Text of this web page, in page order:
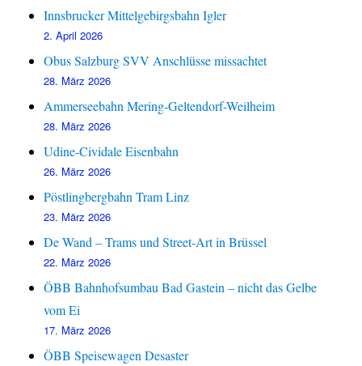
Innsbrucker Mittelgebirgsbahn Igler
2. April 2026
Obus Salzburg SVV Anschlüsse missachtet
28. März 2026
Ammerseebahn Mering-Geltendorf-Weilheim
28. März 2026
Udine-Cividale Eisenbahn
26. März 2026
Pöstlingbergbahn Tram Linz
23. März 2026
De Wand – Trams und Street-Art in Brüssel
22. März 2026
ÖBB Bahnhofsumbau Bad Gastein – nicht das Gelbe
vom Ei
17. März 2026
ÖBB Speisewagen Desaster